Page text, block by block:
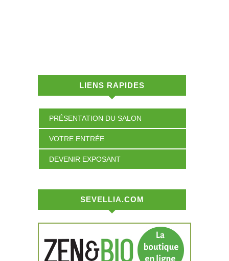
LIENS RAPIDES
PRÉSENTATION DU SALON
VOTRE ENTRÉE
DEVENIR EXPOSANT
SEVELLIA.COM